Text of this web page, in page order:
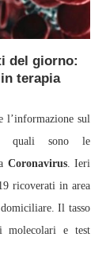
del giorno:
terapia
l’informazione sul
quali sono le
Coronavirus. Ieri
ricoverati in area
Il tasso
molecolari e test